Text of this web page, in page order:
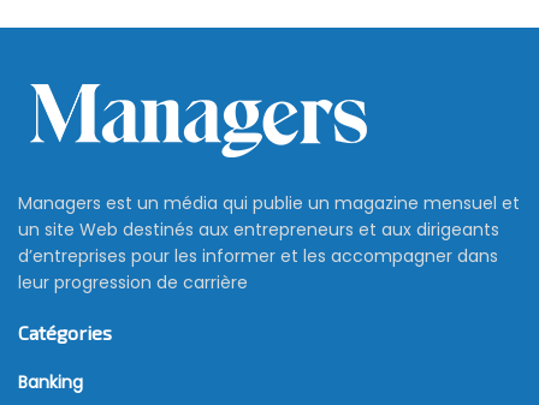
Managers est un média qui publie un magazine mensuel et
un site Web destinés aux entrepreneurs et aux dirigeants
d’entreprises pour les informer et les accompagner dans
leur progression de carrière
Catégories
Banking